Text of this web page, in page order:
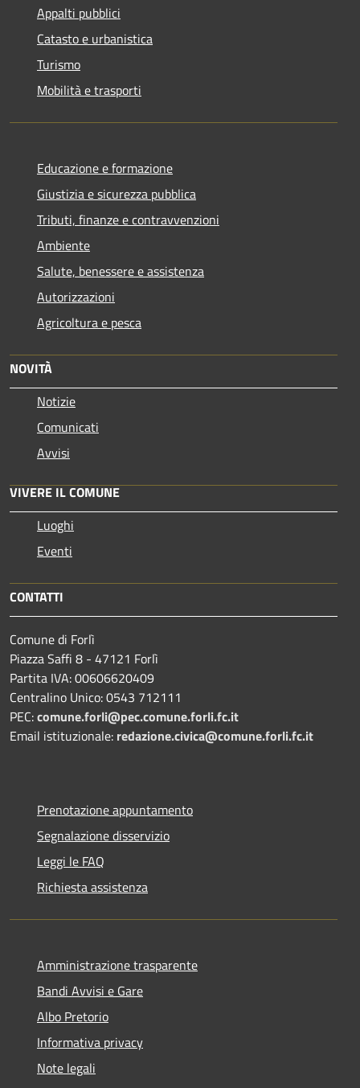
Appalti pubblici
Catasto e urbanistica
Turismo
Mobilità e trasporti
Educazione e formazione
Giustizia e sicurezza pubblica
Tributi, finanze e contravvenzioni
Ambiente
Salute, benessere e assistenza
Autorizzazioni
Agricoltura e pesca
NOVITÀ
Notizie
Comunicati
Avvisi
VIVERE IL COMUNE
Luoghi
Eventi
CONTATTI
Comune di Forlì
Piazza Saffi 8 - 47121 Forlì
Partita IVA: 00606620409
Centralino Unico: 0543 712111
PEC:comune.forli@pec.comune.forli.fc.it
Email istituzionale: redazione.civica@comune.forli.fc.it
Prenotazione appuntamento
Segnalazione disservizio
Leggi le FAQ
Richiesta assistenza
Amministrazione trasparente
Bandi Avvisi e Gare
Albo Pretorio
Informativa privacy
Note legali